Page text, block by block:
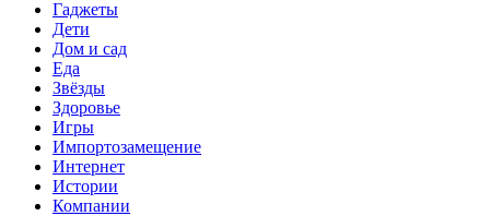
Гаджеты
Дети
Дом и сад
Еда
Звёзды
Здоровье
Игры
Импортозамещение
Интернет
Истории
Компании